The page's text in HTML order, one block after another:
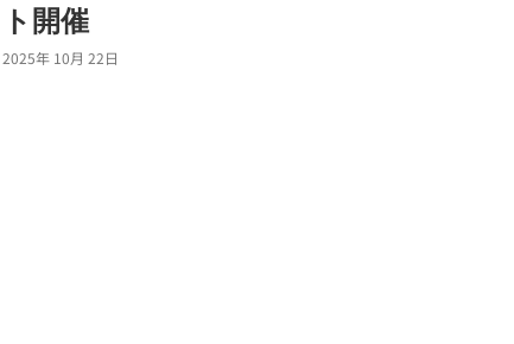
ト開催
2025年 10月 22日